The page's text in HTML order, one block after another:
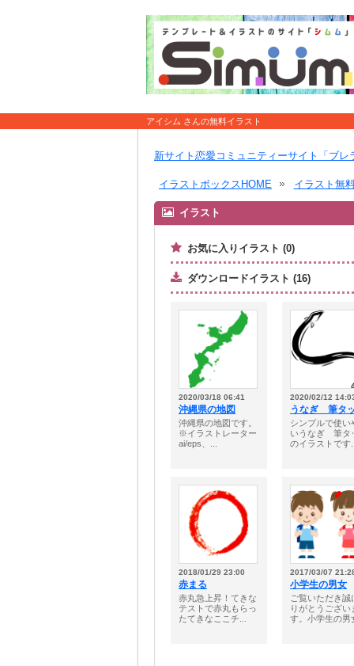
アイシム さんの無料イラスト
新サイト恋愛コミュニティーサイト「ブレ
イラストボックスHOME イラスト無
イラスト
お気に入りイラスト (0)
ダウンロードイラスト (16)
2020/03/18 06:41
沖縄県の地図
沖縄県の地図です。
※イラストレーター
ai/eps、...
2020/02/12
うなぎ 筆タ
シンプルで使い
いうなぎ 筆タ
のイラストです
2018/01/29 23:00
赤まる
赤丸急上昇！てきな
テストで赤丸もらっ
たてきなここチ...
2017/03/07
小学生の男女
ご覧いただき誠
りがとうござい
す。小学生の男